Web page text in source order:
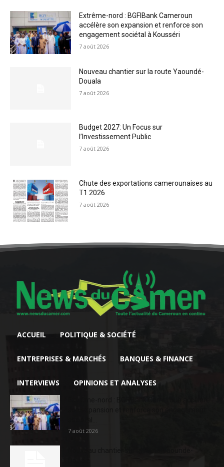
Extrême-nord : BGFIBank Cameroun
accélère son expansion et renforce son
engagement sociétal à Kousséri
7 août 2026
Nouveau chantier sur la route Yaoundé-
Douala
7 août 2026
Budget 2027: Un Focus sur
l’Investissement Public
7 août 2026
Chute des exportations camerounaises au
T1 2026
7 août 2026
ACCUEIL POLITIQUE & SOCIÉTÉ
ENTREPRISES & MARCHÉS BANQUES & FINANCE
INTERVIEWS OPINIONS ET ANALYSES
7 août 2026